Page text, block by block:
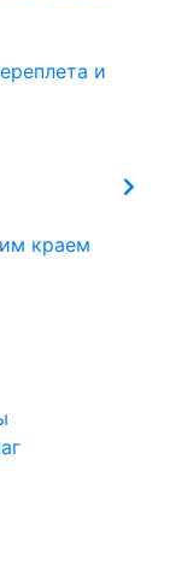
и
краем